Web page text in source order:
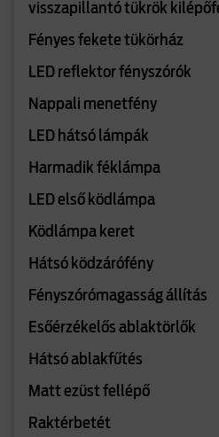
visszapillantó tükrök
Fényes fekete tükörház
LED reflektor fényszórók
Nappali menetfény
LED hátsó lámpák
Harmadik féklámpa
LED első ködlámpa
Ködlámpa keret
Hátsó ködzárófény
Fényszórómagasság állítás
Esőérzékelős ablaktörlők
Hátsó ablakfűtés
Matt ezüst fellépő
Raktérbetét